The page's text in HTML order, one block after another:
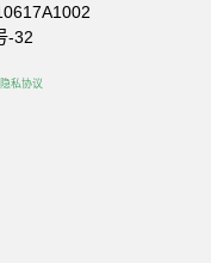
-32
隐私协议